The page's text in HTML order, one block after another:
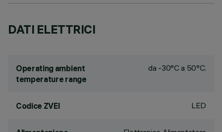
DATI ELETTRICI
Operating ambient
temperature range
da -30°C a 50°C.
Codice ZVEI LED